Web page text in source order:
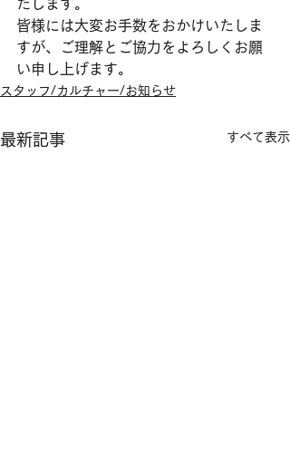
たします。
皆様には大変お手数をおかけいたしま
すが、ご理解とご協力をよろしくお願
い申し上げます。
スタッフ/カルチャー/お知らせ
最新記事 すべて表示